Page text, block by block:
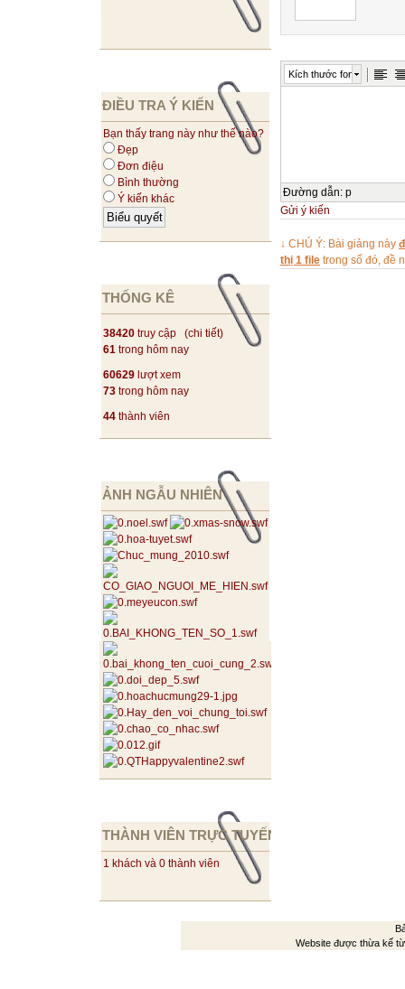
ĐIỀU TRA Ý KIẾN
Bạn thấy trang này như thế nào?
Đẹp
Đơn điệu
Bình thường
Ý kiến khác
THỐNG KÊ
38420 truy cập (chi tiết)
61 trong hôm nay
60629 lượt xem
73 trong hôm nay
44 thành viên
ẢNH NGẪU NHIÊN
THÀNH VIÊN TRỰC TUYẾN
1 khách và 0 thành viên
Sound: phần âm
BackGround:
chọn hình ảnh
của mình để làm
Kích thước font
Đường dẫn: p
Gửi ý kiến
↓ CHÚ Ý: Bài giảng này
thị 1 file trong số đó, đề
Website được thừa kế